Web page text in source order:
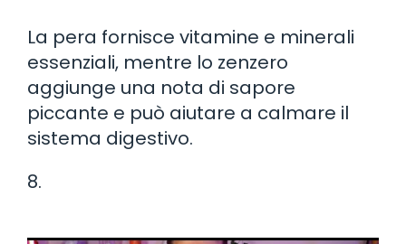
La pera fornisce vitamine e minerali
essenziali, mentre lo zenzero
aggiunge una nota di sapore
piccante e può aiutare a calmare il
sistema digestivo.
8.